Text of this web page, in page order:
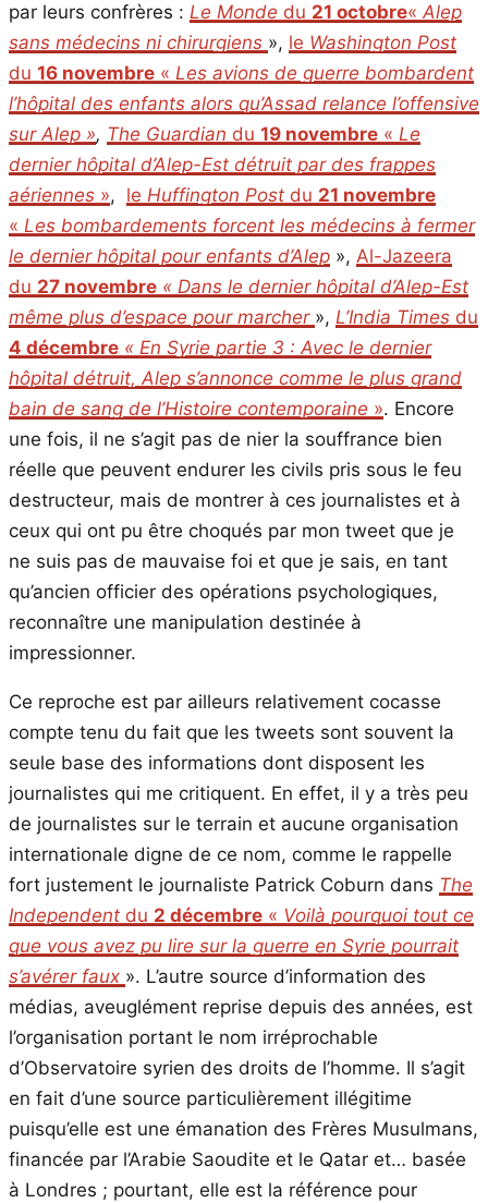
par leurs confrères : Le Monde du 21 octobre«Alep
sans médecins ni chirurgiens », le Washington Post
du 16 novembre « Les avions de guerre bombardent
l’hôpital des enfants alors qu’Assad relance l’offensive
sur Alep », The Guardian du 19 novembre « Le
dernier hôpital d’Alep-Est détruit par des frappes
aériennes », le Huffington Post du 21 novembre
« Les bombardements forcent les médecins à fermer
le dernier hôpital pour enfants d’Alep », Al-Jazeera
du 27 novembre « Dans le dernier hôpital d’Alep-Est
même plus d’espace pour marcher », L’India Times du
4 décembre « En Syrie partie 3 : Avec le dernier
hôpital détruit, Alep s’annonce comme le plus grand
bain de sang de l’Histoire contemporaine ». Encore
une fois, il ne s’agit pas de nier la souffrance bien
réelle que peuvent endurer les civils pris sous le feu
destructeur, mais de montrer à ces journalistes et à
ceux qui ont pu être choqués par mon tweet que je
ne suis pas de mauvaise foi et que je sais, en tant
qu’ancien officier des opérations psychologiques,
reconnaître une manipulation destinée à
impressionner.
Ce reproche est par ailleurs relativement cocasse
compte tenu du fait que les tweets sont souvent la
seule base des informations dont disposent les
journalistes qui me critiquent. En effet, il y a très peu
de journalistes sur le terrain et aucune organisation
internationale digne de ce nom, comme le rappelle
fort justement le journaliste Patrick Coburn dans The
Independent du 2 décembre « Voilà pourquoi tout ce
que vous avez pu lire sur la guerre en Syrie pourrait
s’avérer faux ». L’autre source d’information des
médias, aveuglément reprise depuis des années, est
l’organisation portant le nom irréprochable
d’Observatoire syrien des droits de l’homme. Il s’agit
en fait d’une source particulièrement illégitime
puisqu’elle est une émanation des Frères Musulmans,
financée par l’Arabie Saoudite et le Qatar et… basée
à Londres ; pourtant, elle est la référence pour